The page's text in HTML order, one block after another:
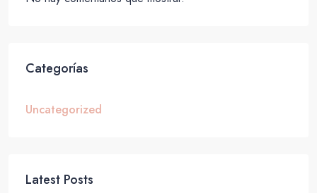
Categorías
Uncategorized
Latest Posts